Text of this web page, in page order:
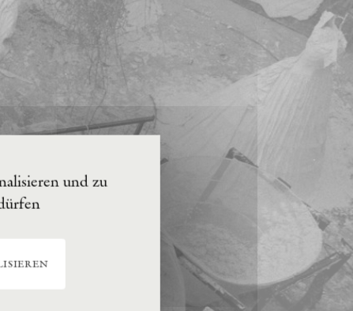
und zu